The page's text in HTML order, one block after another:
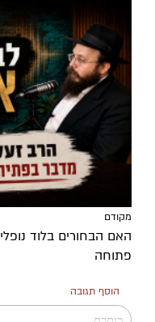
מקודם
האם הבחורים בלוד
פתוחה
הוסף תגובה